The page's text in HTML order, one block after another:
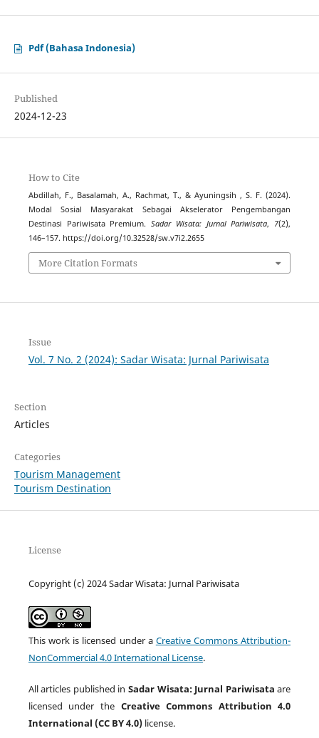
Pdf (Bahasa Indonesia)
Published
2024-12-23
How to Cite
Abdillah, F., Basalamah, A., Rachmat, T., & Ayuningsih , S. F. (2024).
Modal Sosial Masyarakat Sebagai Akselerator Pengembangan
Destinasi Pariwisata Premium.Sadar Wisata: Jurnal Pariwisata, 7(2),
146–157. https://doi.org/10.32528/sw.v7i2.2655
More Citation Formats
Issue
Vol. 7 No. 2 (2024): Sadar Wisata: Jurnal Pariwisata
Section
Articles
Categories
Tourism Management
Tourism Destination
License
Copyright (c) 2024 Sadar Wisata: Jurnal Pariwisata
This work is licensed under a Creative Commons Attribution-
NonCommercial 4.0 International License.
All articles published in Sadar Wisata: Jurnal Pariwisata are
licensed under the Creative Commons Attribution 4.0
International (CC BY 4.0)license.